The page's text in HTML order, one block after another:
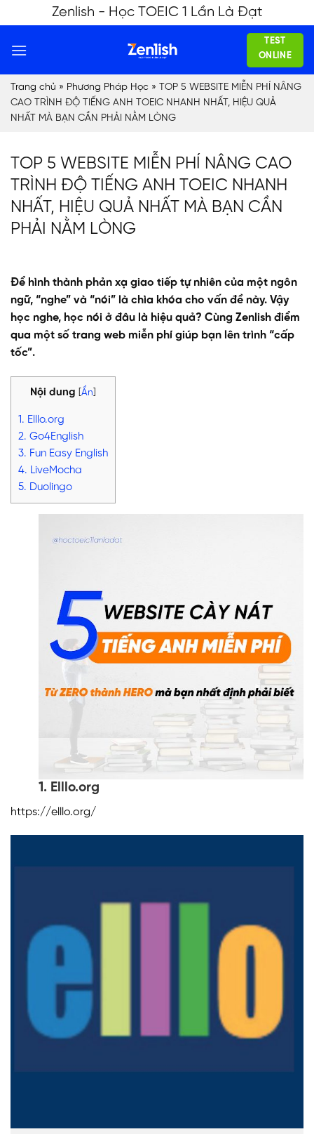
to
content
Zenlish - Học TOEIC 1 Lần Là Đạt
TEST
ONLINE
Trang chủ » Phương Pháp Học » TOP 5 WEBSITE MIỄN PHÍ NÂNG
CAO TRÌNH ĐỘ TIẾNG ANH TOEIC NHANH NHẤT, HIỆU QUẢ
NHẤT MÀ BẠN CẦN PHẢI NẰM LÒNG
TOP 5 WEBSITE MIỄN PHÍ NÂNG CAO
TRÌNH ĐỘ TIẾNG ANH TOEIC NHANH
NHẤT, HIỆU QUẢ NHẤT MÀ BẠN CẦN
PHẢI NẰM LÒNG
Để hình thành phản xạ giao tiếp tự nhiên của một ngôn
ngữ, “nghe” và “nói” là chìa khóa cho vấn đề này. Vậy
học nghe, học nói ở đâu là hiệu quả? Cùng Zenlish điểm
qua một số trang web miễn phí giúp bạn lên trình “cấp
tốc”.
Nội dung Ẩn
1. Elllo.org
2. Go4English
3. Fun Easy English
4. LiveMocha
5. Duolingo
1. Elllo.org
https://elllo.org/